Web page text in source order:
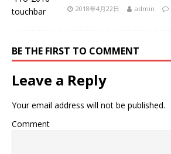
2018年4月22日 admin
BE THE FIRST TO COMMENT
Leave a Reply
Your email address will not be published.
Comment